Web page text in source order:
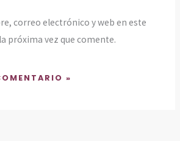
correo electrónico y web en este
próxima vez que comente.